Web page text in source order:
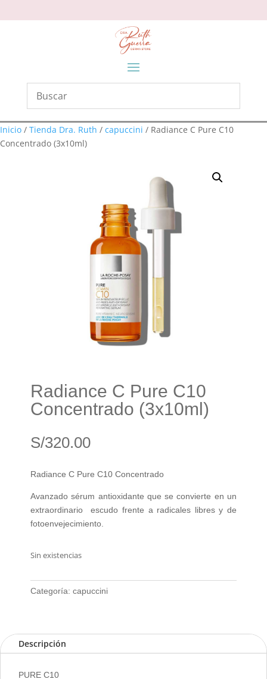
Inicio / Tienda Dra. Ruth / capuccini / Radiance C Pure C10
Concentrado (3x10ml)
Radiance C Pure C10
Concentrado (3x10ml)
S/320.00
Radiance C Pure C10 Concentrado
Avanzado sérum antioxidante que se convierte en un
extraordinario escudo frente a radicales libres y de
fotoenvejecimiento.
Sin existencias
Categoría: capuccini
Descripción
PURE C10